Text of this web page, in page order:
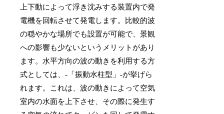
上下動によって浮き沈みする装置内で発
電機を回転させて発電します。比較的波
の穏やかな場所でも設置が可能で、景観
への影響も少ないというメリットがあり
ます。水平方向の波の動きを利用する方
式としては、-「振動水柱型」-が挙げら
れます。これは、波の動きによって空気
室内の水面を上下させ、その際に発生す